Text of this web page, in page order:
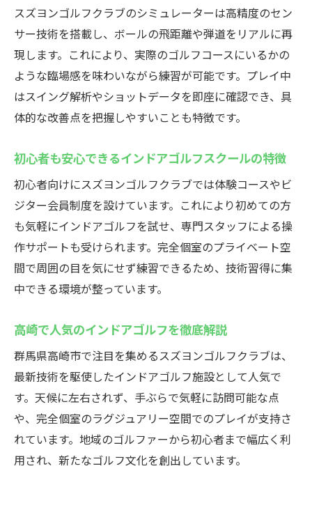
手ぶらOKのインドアゴルフスクールで気軽
に練習
レンタル充実で通いやすい高崎のインドア
ゴルフ
初心者でも安心！手ぶら利用のメリットと
は
よう
最新設備完備のインドアゴルフスクールの
利便性
仕事帰りにも最適なインドアゴルフスクー
ル
群馬県高崎市でインドアゴルフを楽しもう
高崎エリアで選ぶインドアゴルフスクール
の魅力
紹介
初心者から上級者まで満足のインドアゴル
フ
インドアゴルフスクールで叶える目標設定
方法
スズヨンゴルフクラブのシミュレーターは高精度のセン
サー技術を搭載し、ボールの飛距離や弾道をリアルに再
現します。これにより、実際のゴルフコースにいるかの
ような臨場感を味わいながら練習が可能です。プレイ中
はスイング解析やショットデータを即座に確認でき、具
体的な改善点を把握しやすいことも特徴です。
初心者も安心できるインドアゴルフスクールの特徴
初心者向けにスズヨンゴルフクラブでは体験コースやビ
ジター会員制度を設けています。これにより初めての方
も気軽にインドアゴルフを試せ、専門スタッフによる操
作サポートも受けられます。完全個室のプライベート空
間で周囲の目を気にせず練習できるため、技術習得に集
中できる環境が整っています。
高崎で人気のインドアゴルフを徹底解説
群馬県高崎市で注目を集めるスズヨンゴルフクラブは、
最新技術を駆使したインドアゴルフ施設として人気で
す。天候に左右されず、手ぶらで気軽に訪問可能な点
や、完全個室のラグジュアリー空間でのプレイが支持さ
れています。地域のゴルファーから初心者まで幅広く利
用され、新たなゴルフ文化を創出しています。